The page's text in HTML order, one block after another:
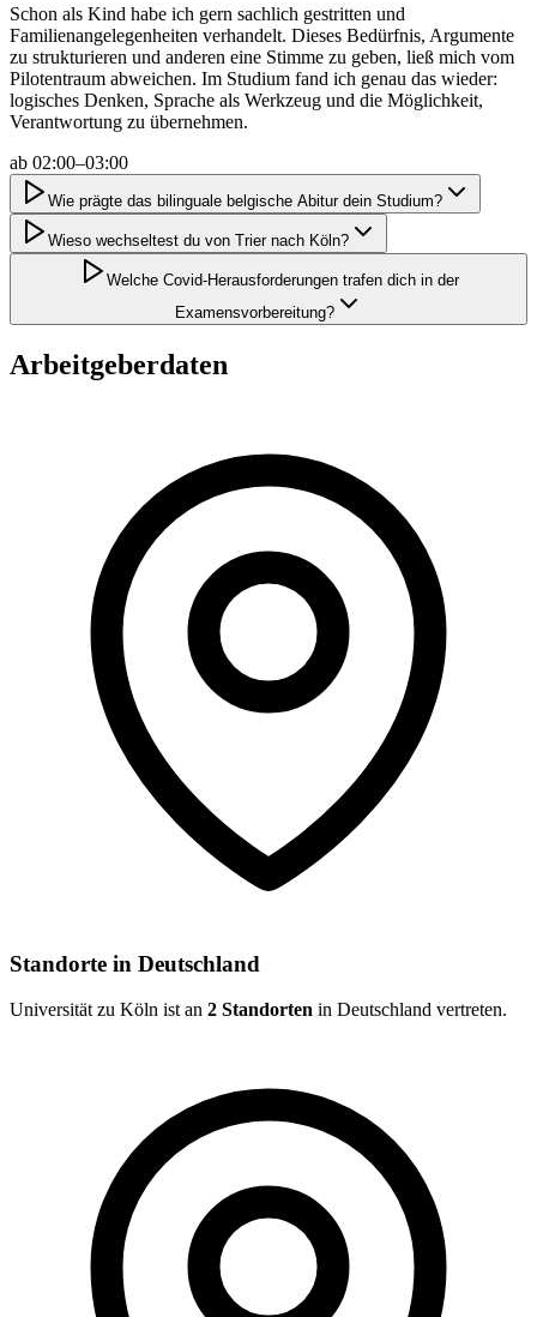
Schon als Kind habe ich gern sachlich gestritten und
Familienangelegenheiten verhandelt. Dieses Bedürfnis, Argumente
zu strukturieren und anderen eine Stimme zu geben, ließ mich vom
Pilotentraum abweichen. Im Studium fand ich genau das wieder:
logisches Denken, Sprache als Werkzeug und die Möglichkeit,
Verantwortung zu übernehmen.
ab 02:00–03:00
Wie prägte das bilinguale belgische Abitur dein Studium?
Wieso wechseltest du von Trier nach Köln?
Welche Covid-Herausforderungen trafen dich in der
Examensvorbereitung?
Arbeitgeberdaten
Standorte in Deutschland
Universität zu Köln ist an 2 Standorten in Deutschland vertreten.